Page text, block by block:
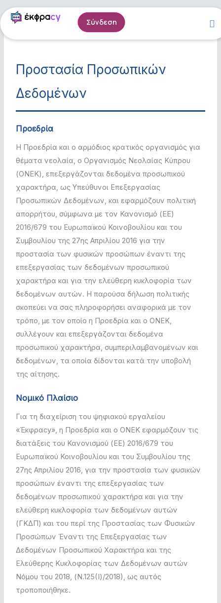
Skip
to
content
Σύνδεση
Προστασία Προσωπικών
Δεδομένων
Προεδρία
Η Προεδρία και ο αρμόδιος κρατικός οργανισμός για
θέματα νεολαία, ο Οργανισμός Νεολαίας Κύπρου
(ΟΝΕΚ), επεξεργάζονται δεδομένα προσωπικού
χαρακτήρα, ως Υπεύθυνοι Επεξεργασίας
Προσωπικών Δεδομένων, και εφαρμόζουν πολιτική
απορρήτου, σύμφωνα με τον Κανονισμό (ΕΕ)
2016/679 του Ευρωπαϊκού Κοινοβουλίου και του
Συμβουλίου της 27ης Απριλίου 2016 για την
προστασία των φυσικών προσώπων έναντι της
επεξεργασίας των δεδομένων προσωπικού
χαρακτήρα και για την ελεύθερη κυκλοφορία των
δεδομένων αυτών. Η παρούσα δήλωση πολιτικής
σκοπεύει να σας πληροφορήσει αναφορικά με τον
τρόπο, με τον οποίο η Προεδρία και ο ΟΝΕΚ,
συλλέγουν και επεξεργάζονται δεδομένα
προσωπικού χαρακτήρα, συμπεριλαμβανομένων και
δεδομένων, τα οποία δίδονται κατά την υποβολή
της αίτησης.
Νομικό Πλαίσιο
Για τη διαχείριση του ψηφιακού εργαλείου
«Έκφραcy», η Προεδρία και ο ΟΝΕΚ εφαρμόζουν τις
διατάξεις του Κανονισμού (ΕΕ) 2016/679 του
Ευρωπαϊκού Κοινοβουλίου και του Συμβουλίου της
27ης Απριλίου 2016, για την προστασία των φυσικών
προσώπων έναντι της επεξεργασίας των
δεδομένων προσωπικού χαρακτήρα και για την
ελεύθερη κυκλοφορία των δεδομένων αυτών
(ΓΚΔΠ) και του περί της Προστασίας των Φυσικών
Προσώπων Έναντι της Επεξεργασίας των
Δεδομένων Προσωπικού Χαρακτήρα και της
Ελεύθερης Κυκλοφορίας των Δεδομένων αυτών
Νόμου του 2018, (Ν.125(Ι)/2018), ως αυτός
τροποποιήθηκε.